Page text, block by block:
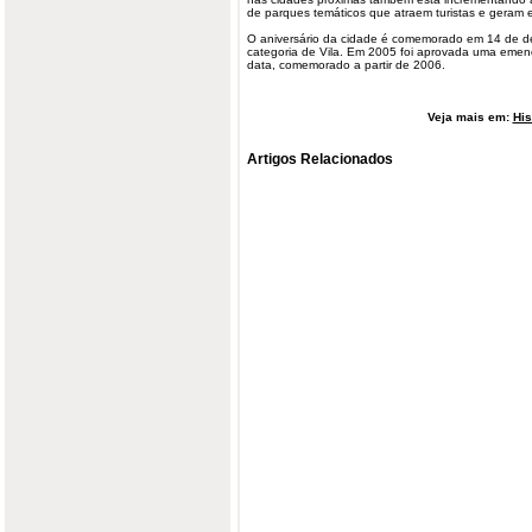
de parques temáticos que atraem turistas e geram
O aniversário da cidade é comemorado em 14 de
categoria de Vila. Em 2005 foi aprovada uma
data, comemorado a partir de 2006.
Veja mais em:
Artigos Relacionados